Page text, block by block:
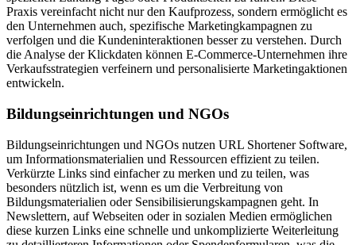
Praxis vereinfacht nicht nur den Kaufprozess, sondern ermöglicht es
den Unternehmen auch, spezifische Marketingkampagnen zu
verfolgen und die Kundeninteraktionen besser zu verstehen. Durch
die Analyse der Klickdaten können E-Commerce-Unternehmen ihre
Verkaufsstrategien verfeinern und personalisierte Marketingaktionen
entwickeln.
Bildungseinrichtungen und NGOs
Bildungseinrichtungen und NGOs nutzen URL Shortener Software,
um Informationsmaterialien und Ressourcen effizient zu teilen.
Verkürzte Links sind einfacher zu merken und zu teilen, was
besonders nützlich ist, wenn es um die Verbreitung von
Bildungsmaterialien oder Sensibilisierungskampagnen geht. In
Newslettern, auf Webseiten oder in sozialen Medien ermöglichen
diese kurzen Links eine schnelle und unkomplizierte Weiterleitung